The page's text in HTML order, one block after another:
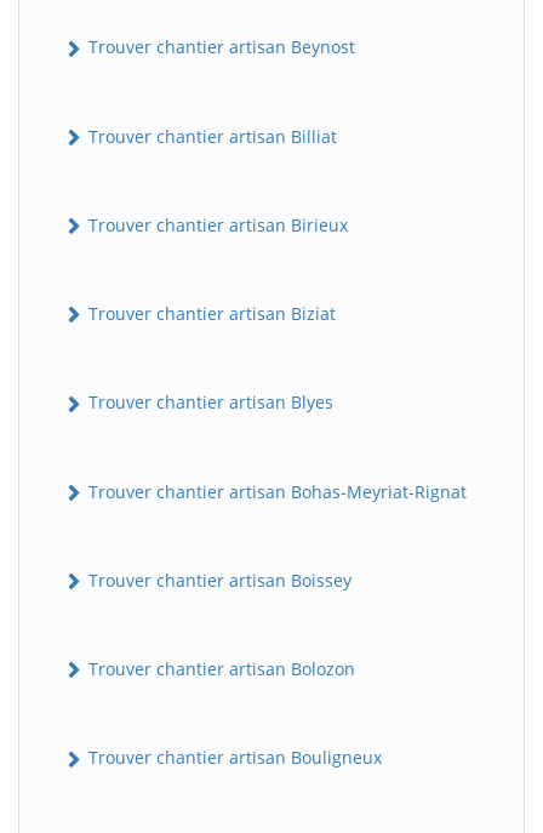
Trouver chantier artisan Beynost
Trouver chantier artisan Billiat
Trouver chantier artisan Birieux
Trouver chantier artisan Biziat
Trouver chantier artisan Blyes
Trouver chantier artisan Bohas-Meyriat-Rignat
Trouver chantier artisan Boissey
Trouver chantier artisan Bolozon
Trouver chantier artisan Bouligneux